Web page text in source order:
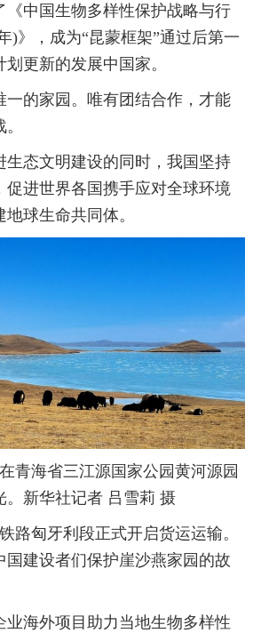
中国生物多样性保护战略与行
)》，成为“昆蒙框架”通过后第一
更新的发展中国家。
的家园。唯有团结合作，才能
态文明建设的同时，我国坚持
促进世界各国携手应对全球环境
球生命共同体。
青海省三江源国家公园黄河源园
。新华社记者 吕雪莉 摄
匈牙利段正式开启货运运输。
国建设者们保护崖沙燕家园的故
海外项目助力当地生物多样性